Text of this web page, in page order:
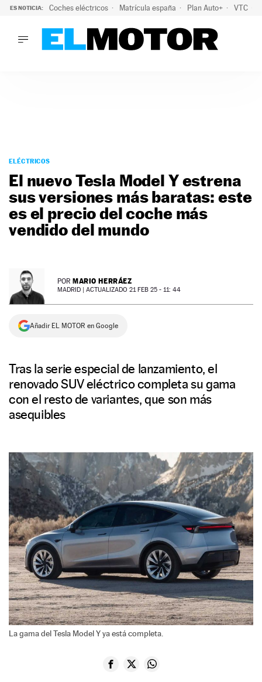
ES NOTICIA: Coches eléctricos Matrícula españa Plan Auto+ VTC
PODCAST
MOTOS
TECNOLOGÍA
SUPERCOCHES
NEWSLETTER
ELÉCTRICOS
El nuevo Tesla Model Y estrena
sus versiones más baratas: este
es el precio del coche más
vendido del mundo
POR MARIO HERRÁEZ
MADRID | ACTUALIZADO 21 FEB 25 - 11: 44
Añadir EL MOTOR en Google
Tras la serie especial de lanzamiento, el
renovado SUV eléctrico completa su gama
con el resto de variantes, que son más
asequibles
La gama del Tesla Model Y ya está completa.